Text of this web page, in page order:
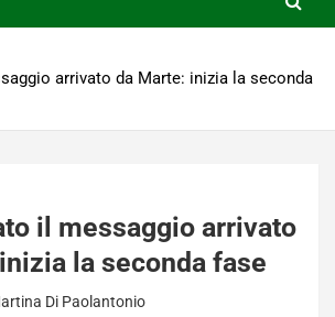
arrivato da Marte: inizia la seconda
il messaggio arrivato
la seconda fase
Di Paolantonio